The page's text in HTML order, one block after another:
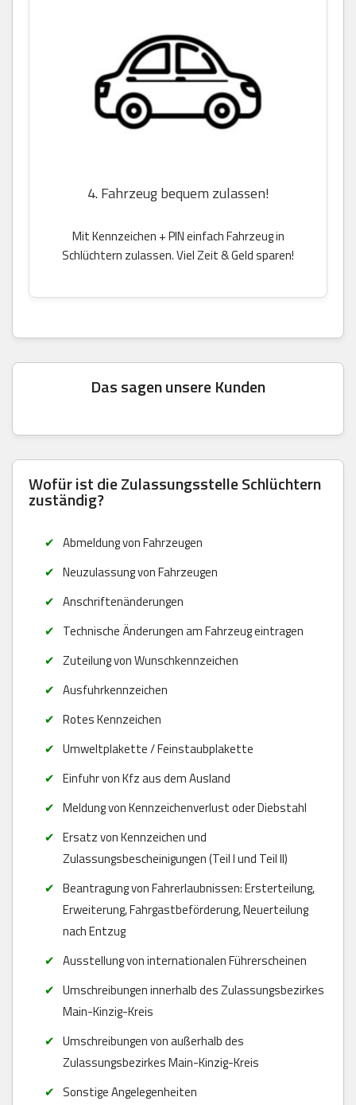
4. Fahrzeug bequem zulassen!
Mit Kennzeichen + PIN einfach Fahrzeug in
Schlüchtern zulassen. Viel Zeit & Geld sparen!
Das sagen unsere Kunden
Wofür ist die Zulassungsstelle Schlüchtern
zuständig?
Abmeldung von Fahrzeugen
Neuzulassung von Fahrzeugen
Anschriftenänderungen
Technische Änderungen am Fahrzeug eintragen
Zuteilung von Wunschkennzeichen
Ausfuhrkennzeichen
Rotes Kennzeichen
Umweltplakette / Feinstaubplakette
Einfuhr von Kfz aus dem Ausland
Meldung von Kennzeichenverlust oder Diebstahl
Ersatz von Kennzeichen und
Zulassungsbescheinigungen (Teil I und Teil II)
Beantragung von Fahrerlaubnissen: Ersterteilung,
Erweiterung, Fahrgastbeförderung, Neuerteilung
nach Entzug
Ausstellung von internationalen Führerscheinen
Umschreibungen innerhalb des Zulassungsbezirkes
Main-Kinzig-Kreis
Umschreibungen von außerhalb des
Zulassungsbezirkes Main-Kinzig-Kreis
Sonstige Angelegenheiten